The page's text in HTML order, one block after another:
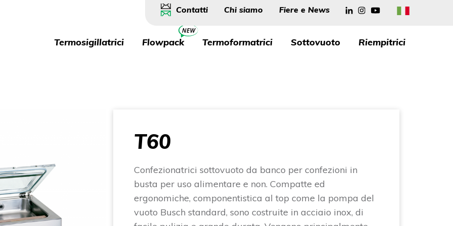
Navigazione
principale
Contatti Chi siamo Fiere e News
Navigazione
Termosigillatrici Flowpack Termoformatrici Sottovuoto Riempitrici
T60
Confezionatrici sottovuoto da banco per confezioni in
busta per uso alimentare e non. Compatte ed
ergonomiche, componentistica al top come la pompa del
vuoto Busch standard, sono costruite in acciaio inox, di